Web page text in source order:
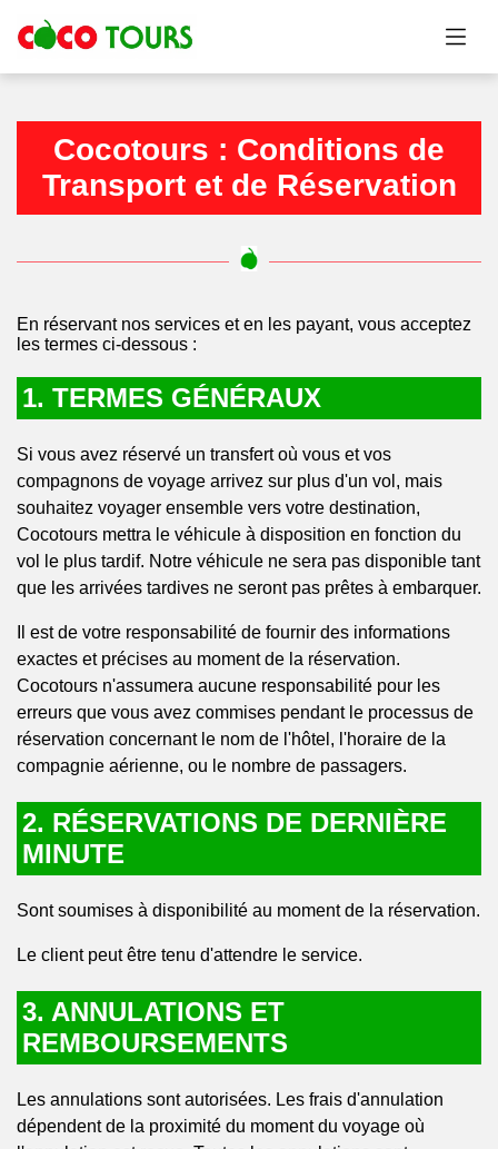
Cocotours : Conditions de
Transport et de Réservation
En réservant nos services et en les payant, vous acceptez
les termes ci-dessous :
1. TERMES GÉNÉRAUX
Si vous avez réservé un transfert où vous et vos
compagnons de voyage arrivez sur plus d'un vol, mais
souhaitez voyager ensemble vers votre destination,
Cocotours mettra le véhicule à disposition en fonction du
vol le plus tardif. Notre véhicule ne sera pas disponible tant
que les arrivées tardives ne seront pas prêtes à embarquer.
Il est de votre responsabilité de fournir des informations
exactes et précises au moment de la réservation.
Cocotours n'assumera aucune responsabilité pour les
erreurs que vous avez commises pendant le processus de
réservation concernant le nom de l'hôtel, l'horaire de la
compagnie aérienne, ou le nombre de passagers.
2. RÉSERVATIONS DE DERNIÈRE
MINUTE
Sont soumises à disponibilité au moment de la réservation.
Le client peut être tenu d'attendre le service.
3. ANNULATIONS ET
REMBOURSEMENTS
Les annulations sont autorisées. Les frais d'annulation
dépendent de la proximité du moment du voyage où